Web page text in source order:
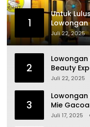
1
Untuk
Lowongan
dan
Juli 22, 2025
2
Beauty
Juli 22, 2025
3
Mie
Lulusan
Juli 17, 2025